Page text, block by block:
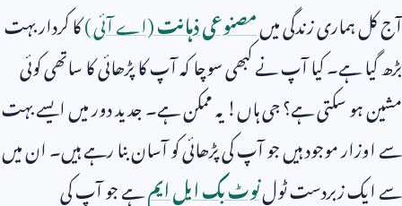
آج کل ہماری زندگی میںمصنوعی ذہانت(اے آئی )کا کردار بہت
بڑھ گیا ہے۔ کیا آپ نے کبھی سوچا کہ آپ کا پڑھائی کا ساتھی کوئی
مشین ہو سکتی ہے؟ جی ہاں! یہ ممکن ہے۔ جدید دور میں ایسے بہت
سے اوزار موجود ہیں جو آپ کی پڑھائی کو آسان بنا رہے ہیں۔ ان میں
سے ایک زبردست ٹولنوٹ بک ایل ایمہے جو آپ کی